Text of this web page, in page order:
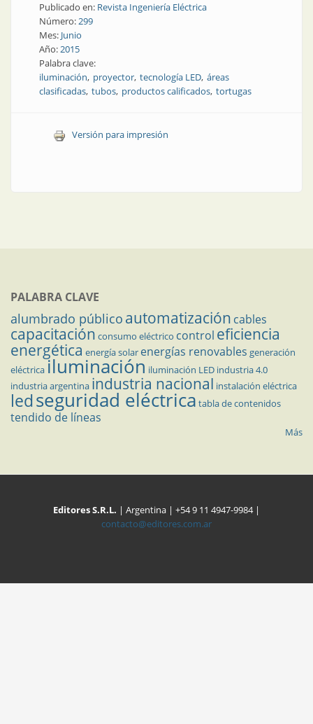
Publicado en: Revista Ingeniería Eléctrica
Número:299
Mes: Junio
Año:2015
Palabra clave:
iluminación proyector tecnología LED áreas
clasificadas tubos productos calificados tortugas
Versión para impresión
PALABRA CLAVE
alumbrado público automatización cables
capacitación consumo eléctrico control eficiencia
energética energía solar energías renovables generación
eléctricailuminación iluminación LED industria 4.0
industria argentina industria nacional instalación eléctrica
ledseguridad eléctrica tabla de contenidos
tendido de líneas
Más
Editores S.R.L. | Argentina | +54 9 11 4947-9984 |
contacto@editores.com.ar